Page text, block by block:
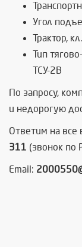
Угол
Трактор,
Тип
ТСУ-2В
По запросу,
и недорогую
Ответим на все
311 (звонок по
Email: